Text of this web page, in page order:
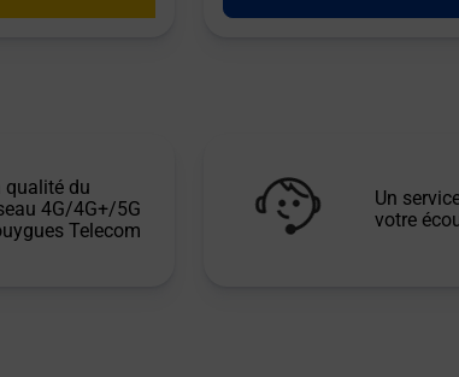
qualité du
4G/4G+/5G
Telecom
Un
votre